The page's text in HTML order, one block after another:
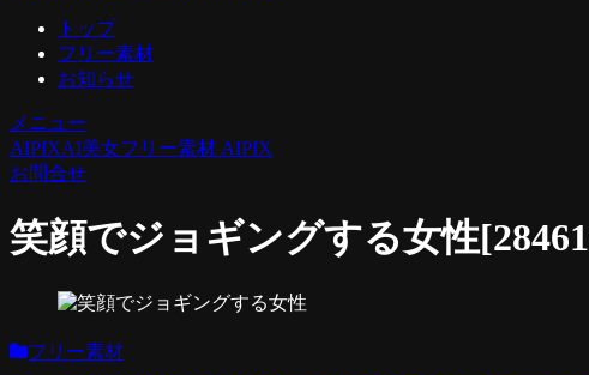
トップ
フリー素材
お知らせ
メニュー
AIPIXAI美女フリー素材 AIPIX
お問合せ
笑顔でジョギングする女性
フリー素材